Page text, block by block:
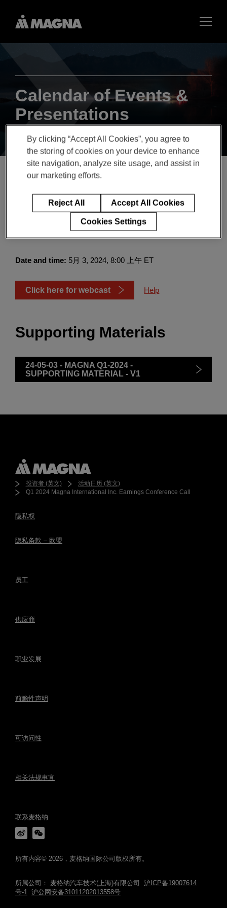
搜索
Calendar of Events &
Presentations
Q1 2024 Magna
International Inc. Earnings
Conference Call
Date and time: 5月 3, 2024, 8:00 上午 ET
Click here for webcast Help
Supporting Materials
24-05-03 - MAGNA Q1-2024 -
SUPPORTING MATERIAL - V1
投资者 (英文)
活动日历 (英文)
Q1 2024 Magna International Inc. Earnings Conference Call
隐私权
隐私条款 – 欧盟
员工
供应商
职业发展
前瞻性声明
可访问性
相关法规事宜
联系麦格纳
所有内容© 2026，麦格纳国际公司版权所有。
所属公司： 麦格纳汽车技术(上海)有限公司 沪ICP备19007614
号-1 沪公网安备31011202013558号
By clicking “Accept All Cookies”, you agree to
the storing of cookies on your device to enhance
site navigation, analyze site usage, and assist in
our marketing efforts.
Reject All Accept All Cookies
Cookies Settings